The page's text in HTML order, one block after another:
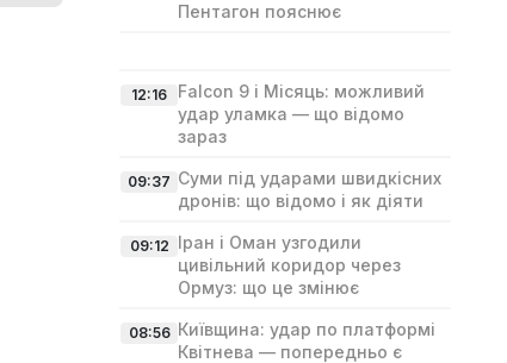
Пентагон пояснює
12:16
Falcon 9 і Місяць: можливий
удар уламка — що відомо
зараз
09:37 Суми під ударами швидкісних
дронів: що відомо і як діяти
09:12 Іран і Оман узгодили
цивільний коридор через
Ормуз: що це змінює
08:56 Київщина: удар по платформі
Квітнева — попередньо є